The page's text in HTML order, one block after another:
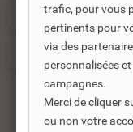
POÊLE À BOIS 7 KW
POÊLE À BOIS LA
trafic, pour vous
pertinents pour
via des
personnalisées
campagnes.
Merci de cliquer
ou non votre